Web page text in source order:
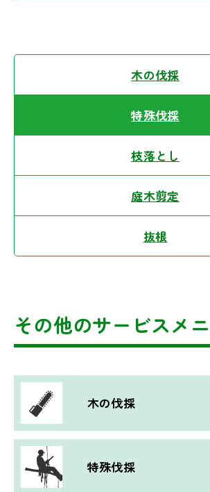
木の伐採
特殊伐採
枝落とし
庭木剪定
抜根
その他のサービスメ
木の伐採
特殊伐採